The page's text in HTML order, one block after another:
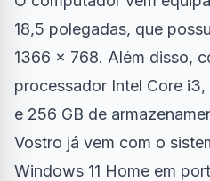
18,5 polegadas, que
1366 x 768. Além disso,
processador Intel Core
e 256 GB de
Vostro já vem com o
Windows 11 Home em